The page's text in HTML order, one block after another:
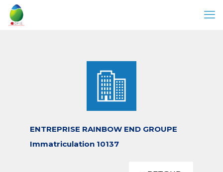
ENTREPRISE RAINBOW END GROUPE
Immatriculation 10137